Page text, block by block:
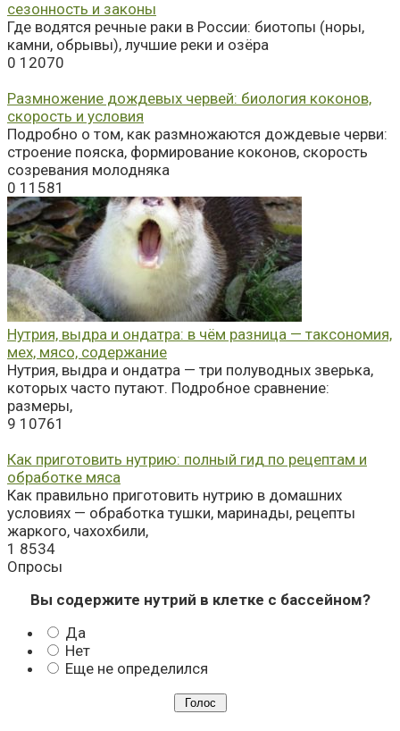
сезонность и законы
Где водятся речные раки в России: биотопы (норы,
камни, обрывы), лучшие реки и озёра
0 12070
Размножение дождевых червей: биология коконов,
скорость и условия
Подробно о том, как размножаются дождевые черви:
строение пояска, формирование коконов, скорость
созревания молодняка
0 11581
Нутрия, выдра и ондатра: в чём разница — таксономия,
мех, мясо, содержание
Нутрия, выдра и ондатра — три полуводных зверька,
которых часто путают. Подробное сравнение:
размеры,
9 10761
Как приготовить нутрию: полный гид по рецептам и
обработке мяса
Как правильно приготовить нутрию в домашних
условиях — обработка тушки, маринады, рецепты
жаркого, чахохбили,
1 8534
Опросы
Вы содержите нутрий в клетке с бассейном?
Да
Нет
Еще не определился